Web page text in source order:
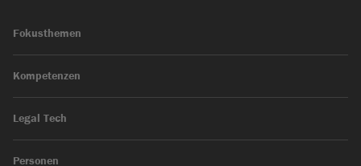
Fokusthemen
Kompetenzen
Legal Tech
Personen